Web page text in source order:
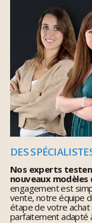
DES
Nos experts
nouveaux modèles
engagement est
vente, notre équipe
étape de votre
parfaitement adapté